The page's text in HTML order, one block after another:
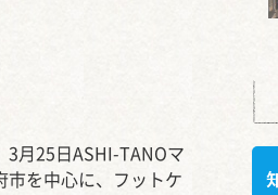
3月25日ASHI-TANOマ
市を中心に、フットケ